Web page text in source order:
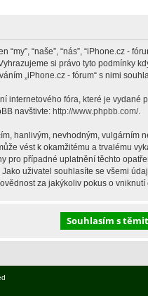
“my”, “naše”, “nás”, “iPhone.cz
si právo tyto podmínky
„iPhone.cz - fórum“ s nimi
internetového fóra, které je vydané
navštivte: http://www.phpbb.com/.
hanlivým, nevhodným, vulgárním
vést k okamžitému a trvalému
pro případné uplatnění těchto
uživatel souhlasíte se všemi
za jakýkoliv pokus o